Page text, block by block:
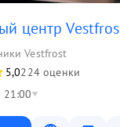
центр
Vestfrost
5,0224 оценки
21:00